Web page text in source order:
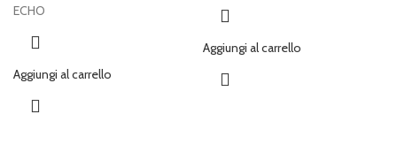
ECHO
Aggiungi al carrello
Aggiungi al carrello